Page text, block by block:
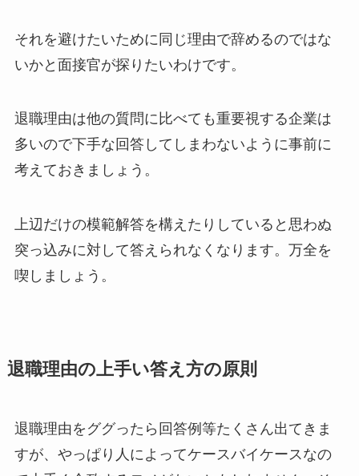
それを避けたいために同じ理由で辞めるのではな
いかと面接官が探りたいわけです。
退職理由は他の質問に比べても重要視する企業は
多いので下手な回答してしまわないように事前に
考えておきましょう。
上辺だけの模範解答を構えたりしていると思わぬ
突っ込みに対して答えられなくなります。万全を
喫しましょう。
退職理由の上手い答え方の原則
退職理由をググったら回答例等たくさん出てきま
すが、やっぱり人によってケースバイケースなの